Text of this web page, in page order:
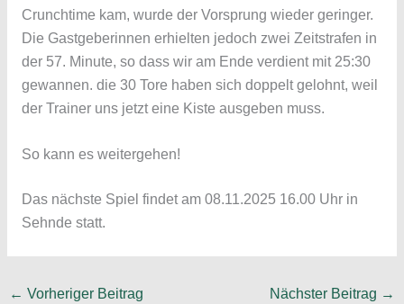
Crunchtime kam, wurde der Vorsprung wieder geringer.
Die Gastgeberinnen erhielten jedoch zwei Zeitstrafen in
der 57. Minute, so dass wir am Ende verdient mit 25:30
gewannen. die 30 Tore haben sich doppelt gelohnt, weil
der Trainer uns jetzt eine Kiste ausgeben muss.
So kann es weitergehen!
Das nächste Spiel findet am 08.11.2025 16.00 Uhr in
Sehnde statt.
← Vorheriger Beitrag Nächster Beitrag →